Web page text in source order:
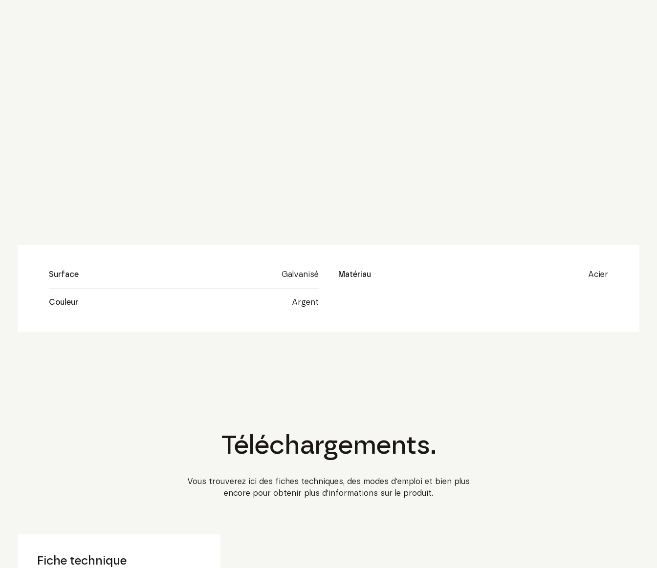
Surface Galvanisé
Couleur Argent
Matériau Acier
Téléchargements.
Vous trouverez ici des fiches techniques, des modes d'emploi et bien plus
encore pour obtenir plus d'informations sur le produit.
Fiche technique